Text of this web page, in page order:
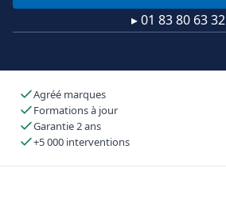
▸ 01 83 80 63 32
Agréé marques
Formations à jour
Garantie 2 ans
+5 000 interventions